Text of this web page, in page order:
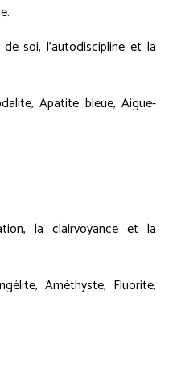
de soi, l'autodiscipline et la
Apatite bleue, Aigue-
la clairvoyance et la
Améthyste, Fluorite,